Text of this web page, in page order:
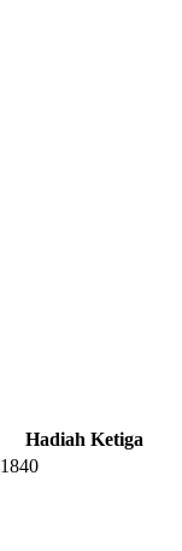
Hadiah Ketiga
1840